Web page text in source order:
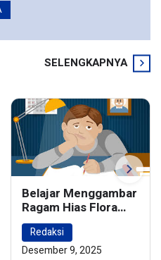
SELENGKAPNYA
Belajar Menggambar
Ragam Hias Flora
dan Fauna:
Menghidupkan
Keindahan Alam
Redaksi
Desember 9, 2025